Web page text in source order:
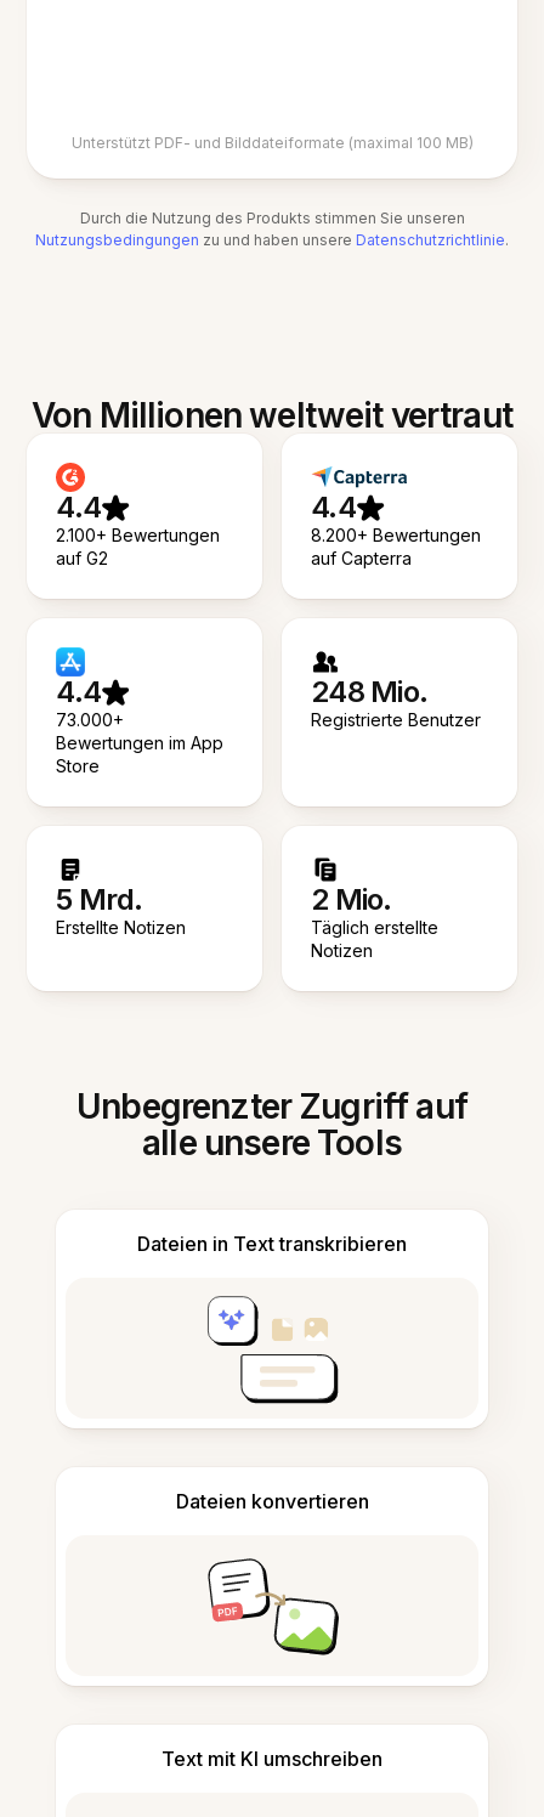
Unterstützt PDF- und Bilddateiformate (maximal 100 MB)
Durch die Nutzung des Produkts stimmen Sie unseren
Nutzungsbedingungen zu und haben unsere Datenschutzrichtlinie.
Von Millionen weltweit vertraut
4.4
2.100+ Bewertungen
auf G2
4.4
8.200+ Bewertungen
auf Capterra
4.4
73.000+
Bewertungen im App
Store
248 Mio.
Registrierte Benutzer
5 Mrd.
Erstellte Notizen
2 Mio.
Täglich erstellte
Notizen
Unbegrenzter Zugriff auf
alle unsere Tools
Dateien in Text transkribieren
Dateien konvertieren
Text mit KI umschreiben